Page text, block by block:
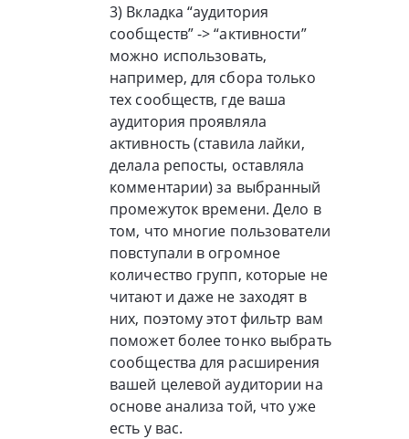
3) Вкладка “аудитория
сообществ” -> “активности”
можно использовать,
например, для сбора только
тех сообществ, где ваша
аудитория проявляла
активность (ставила лайки,
делала репосты, оставляла
комментарии) за выбранный
промежуток времени. Дело в
том, что многие пользователи
повступали в огромное
количество групп, которые не
читают и даже не заходят в
них, поэтому этот фильтр вам
поможет более тонко выбрать
сообщества для расширения
вашей целевой аудитории на
основе анализа той, что уже
есть у вас.